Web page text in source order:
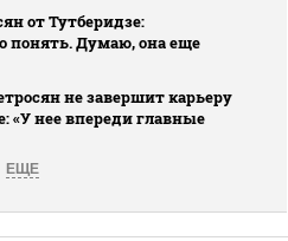
от Тутберидзе:
понять. Думаю, она еще
не завершит карьеру
«У нее впереди главные
ЕЩЕ